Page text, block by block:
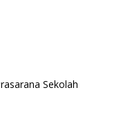
Sekolah